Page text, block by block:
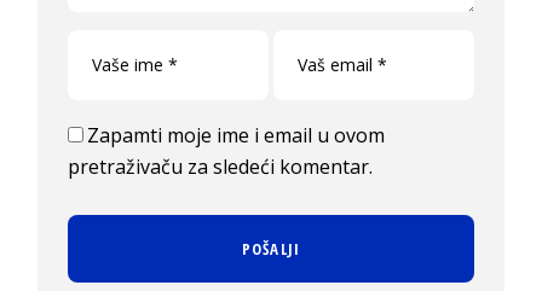
Zapamti moje ime i email u ovom
pretraživaču za sledeći komentar.